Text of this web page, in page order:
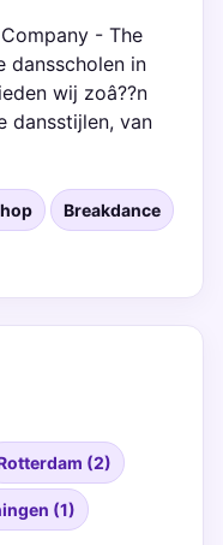
- The
dansscholen in
wij zoâ??n
dansstijlen, van
Breakdance
(2)
(1)